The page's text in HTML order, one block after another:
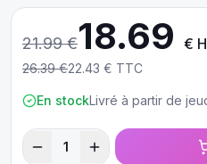
21.99€18.69 €
26.39€22.43 € TTC
En stockLivré à partir de
1